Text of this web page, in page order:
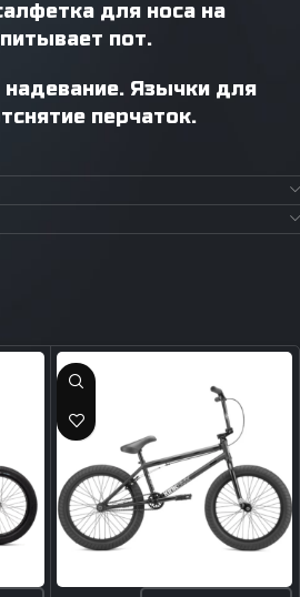
для носа на
пот.
Язычки для
перчаток.